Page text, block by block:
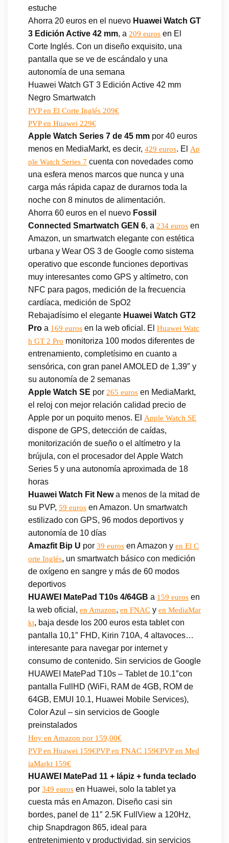
estuche
Ahorra 20 euros en el nuevo Huawei Watch GT
3 Edición Active 42 mm, a 209 euros en El
Corte Inglés. Con un diseño exquisito, una
pantalla que se ve de escándalo y una
autonomía de una semana
Huawei Watch GT 3 Edición Active 42 mm
Negro Smartwatch
PVP en El Corte Inglés 209€
PVP en Huawei 229€
Apple Watch Series 7 de 45 mm por 40 euros
menos en MediaMarkt, es decir, 429 euros. El Ap
ple Watch Series 7 cuenta con novedades como
una esfera menos marcos que nunca y una
carga más rápida capaz de durarnos toda la
noche con 8 minutos de alimentación.
Ahorra 60 euros en el nuevo Fossil
Connected Smartwatch GEN 6, a 234 euros en
Amazon, un smartwatch elegante con estética
urbana y Wear OS 3 de Google como sistema
operativo que esconde funciones deportivas
muy interesantes como GPS y altímetro, con
NFC para pagos, medición de la frecuencia
cardíaca, medición de SpO2
Rebajadísimo el elegante Huawei Watch GT2
Pro a 169 euros en la web oficial. El Huawei Watc
h GT 2 Pro monitoriza 100 modos diferentes de
entrenamiento, completísimo en cuanto a
sensórica, con gran panel AMOLED de 1,39″ y
su autonomía de 2 semanas
Apple Watch SE por 265 euros en MediaMarkt,
el reloj con mejor relación calidad precio de
Apple por un poquito menos. El Apple Watch SE
dispone de GPS, detección de caídas,
monitorización de sueño o el altímetro y la
brújula, con el procesador del Apple Watch
Series 5 y una autonomía aproximada de 18
horas
Huawei Watch Fit Newa menos de la mitad de
su PVP, 59 euros en Amazon. Un smartwatch
estilizado con GPS, 96 modos deportivos y
autonomía de 10 días
Amazfit Bip U por 39 euros en Amazon y en El C
orte Inglés, un smartwatch básico con medición
de oxígeno en sangre y más de 60 modos
deportivos
HUAWEI MatePad T10s 4/64GB a 159 euros en
la web oficial, en Amazon, en FNAC y en MediaMar
kt, baja desde los 200 euros esta tablet con
pantalla 10,1″ FHD, Kirin 710A, 4 altavoces…
interesante para navegar por internet y
consumo de contenido. Sin servicios de Google
HUAWEI MatePad T10s – Tablet de 10.1″con
pantalla FullHD (WiFi, RAM de 4GB, ROM de
64GB, EMUI 10.1, Huawei Mobile Services),
Color Azul – sin servicios de Google
preinstalados
Hoy en Amazon por 159,00€
PVP en Huawei 159€PVP en FNAC 159€PVP en Med
iaMarkt 159€
HUAWEI MatePad 11 + lápiz + funda teclado
por 349 euros en Huawei, solo la tablet ya
cuesta más en Amazon. Diseño casi sin
bordes, panel de 11″ 2.5K FullView a 120Hz,
chip Snapdragon 865, ideal para
entretenimiento y productividad, sin servicios